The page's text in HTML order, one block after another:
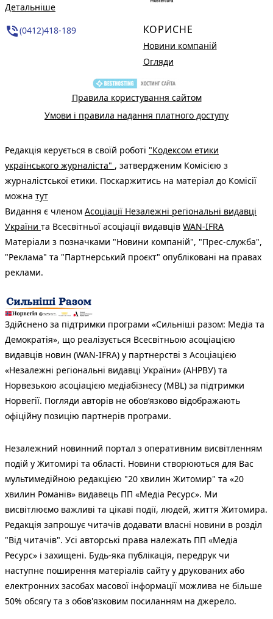
Детальніше
phone_in_talk(0412)418-189 КОРИСНЕ
Новини компаній
Огляди
Правила користування сайтом
Умови і правила надання платного доступу
Редакція керується в своїй роботі "Кодексом етики
українського журналіста" , затвердженим Комісією з
журналістської етики. Поскаржитись на матеріал до Комісії
можна тут
Видання є членом Асоціації Незалежні регіональні видавці
України та Всесвітньої асоціації видавців WAN-IFRA
Матеріали з позначками "Новини компаній", "Прес-служба",
"Реклама" та "Партнерський проєкт" опубліковані на правах
реклами.
Здійснено за підтримки програми «Сильніші разом: Медіа та
Демократія», що реалізується Всесвітньою асоціацією
видавців новин (WAN-IFRA) у партнерстві з Асоціацією
«Незалежні регіональні видавці України» (АНРВУ) та
Норвезькою асоціацією медіабізнесу (MBL) за підтримки
Норвегії. Погляди авторів не обов’язково відображають
офіційну позицію партнерів програми.
Незалежний новинний портал з оперативним висвітленням
подій у Житомирі та області. Новини створюються для Вас
мультимедійною редакцією "20 хвилин Житомир" та «20
хвилин Романів» видавець ПП «Медіа Ресурс». Ми
висвітлюємо важливі та цікаві події, людей, життя Житомира.
Редакція запрошує читачів додавати власні новини в розділ
"Від читачів". Усі авторські права належать ПП «Медіа
Ресурс» і захищені. Будь-яка публiкацiя, передрук чи
наступне поширення матеріалів сайту у друкованих або
електронних засобах масової інформації можлива не більше
50% обсягу та з обов'язковим посиланням на джерело.